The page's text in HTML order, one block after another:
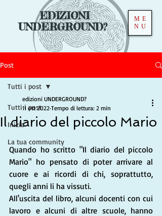
EDIZIONI
UNDERGROUND?
ME
NU
Post
Tutti i post
Inizia
La tua community
Tutti i post
Il diario del piccolo Mario
edizioni UNDERGROUND?
11 ott 2022 Tempo di lettura: 2 min
Quando ho scritto "Il diario del piccolo
Mario" ho pensato di poter arrivare al
cuore e ai ricordi di chi, soprattutto,
quegli anni li ha vissuti.
All'uscita del libro, alcuni docenti con cui
lavoro e alcuni di altre scuole, hanno